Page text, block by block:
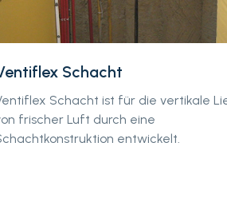
Schacht
Schacht ist für die vertikale
frischer Luft durch eine
entwickelt.